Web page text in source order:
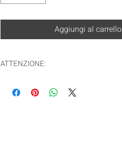
Aggiungi al carrello
ATTENZIONE:
solo zona EU!